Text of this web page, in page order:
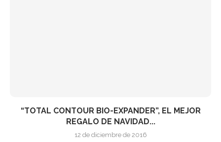
“TOTAL CONTOUR BIO-EXPANDER”, EL MEJOR
REGALO DE NAVIDAD...
12 de diciembre de 2016